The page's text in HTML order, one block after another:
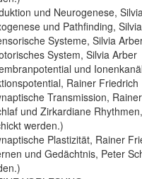
und Neurogenese,
und Pathfinding,
Systeme, Silvia
System, Silvia Arber
und
Rainer Friedrich
Transmission,
und Zirkardiane
werden.)
Plastizität, Rainer
und Gedächtnis, Peter